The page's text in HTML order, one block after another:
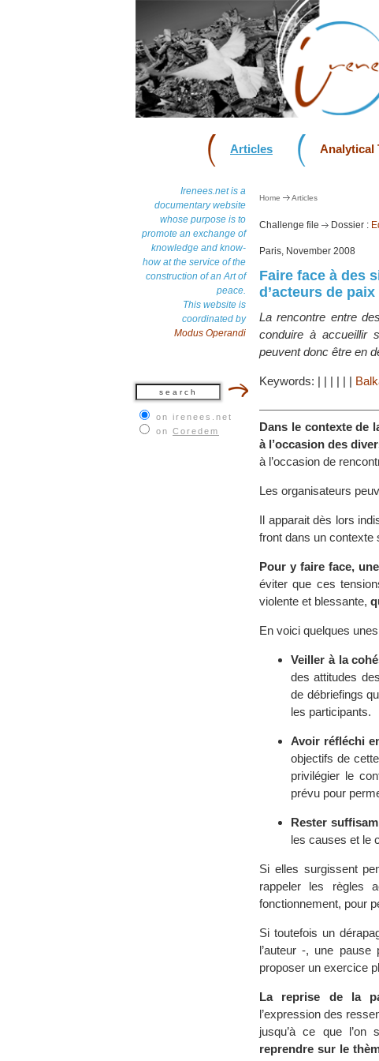
Articles Analytical
Irenees.net is a
documentary website
whose purpose is to
promote an exchange of
knowledge and know-
how at the service of the
construction of an Art of
peace.
This website is
coordinated by
Modus Operandi
on irenees.net
on Coredem
Home Articles
Challenge file Dossier :
Paris, November 2008
Faire face à des
d’acteurs de
La rencontre entre
conduire à accueillir
peuvent donc être en
Keywords: | | | | | |
Dans le contexte de
à l’occasion des
à l’occasion de
Les organisateurs
Il apparait dès lors
front dans un contexte
Pour y faire face,
éviter que ces
violente et blessante,
En voici quelques
Veiller à la
des attitudes
de débriefings
les participants.
Avoir réfléchi
objectifs de
privilégier le
prévu pour
Rester
les causes et le
Si elles surgissent
rappeler les règles
fonctionnement, pour
Si toutefois un
l’auteur -, une
proposer un exercice
La reprise de la
l’expression des
jusqu’à ce que l’on
reprendre sur le